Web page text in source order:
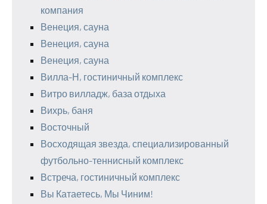
компания
Венеция, сауна
Венеция, сауна
Венеция, сауна
Вилла-Н, гостиничный комплекс
Витро вилладж, база отдыха
Вихрь, баня
Восточный
Восходящая звезда, специализированный
футбольно-теннисный комплекс
Встреча, гостиничный комплекс
Вы Катаетесь, Мы Чиним!